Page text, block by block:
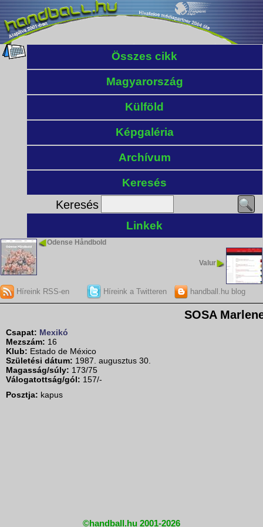
Összes cikk
Magyarország
Külföld
Képgaléria
Archívum
Keresés
Keresés
Linkek
Odense Håndbold
Valur
Híreink RSS-en Híreink a Twitteren handball.hu blog
SOSA
Csapat: Mexikó
Mezszám: 16
Klub: Estado de México
Születési dátum: 1987. augusztus 30.
Magasság/súly: 173/75
Válogatottság/gól: 157/-
Posztja: kapus
©handball.hu 2001-2026